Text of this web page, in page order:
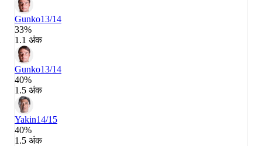
Gunko13/14
33%
1.1 अंक
Gunko13/14
40%
1.5 अंक
Yakin14/15
40%
1.5 अंक